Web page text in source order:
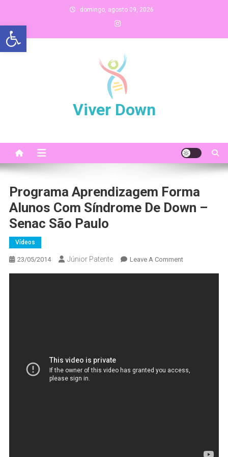
Abrir a barra de ferramentas
content
domingo, agosto 09, 2026
Viver Down
Programa Aprendizagem Forma
Alunos Com Síndrome De Down –
Senac São Paulo
Vídeos
23/05/2014 Júnior Patente Leave A CommentOn